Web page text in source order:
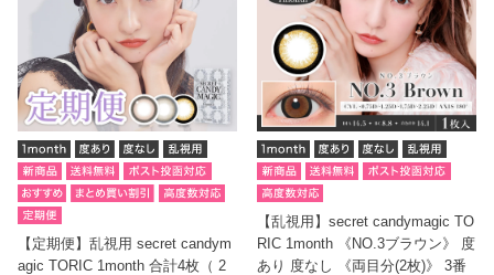
【定期便】乱視用 secret candym
agic TORIC 1month 合計4枚（ 2
【乱視用】secret candymagic TO
RIC 1month 《NO.3ブラウン》 度
あり 度なし 《両目分(2枚)》 3番